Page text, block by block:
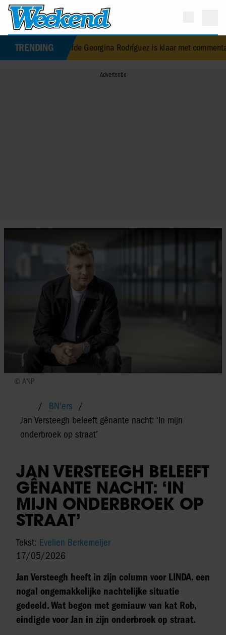
TRENDING
verloofde Georgina Rodríguez is klaar met commentaar op haar
© ANP
BN'ers
Jan Versteegh beleeft gênante nacht: ‘In mijn
onderbroek op straat’
JAN VERSTEEGH BELEEFT
GÊNANTE NACHT: ‘IN
MIJN ONDERBROEK OP
STRAAT’
Tekst: Evelien Berkemeijer
17/05/2026
Jan Versteegh heeft in zijn column voor LINDA. een
nogal ongemakkelijke nachtelijke situatie
gedeeld. Wat begon met gemiauw van kat Rob,
eindigde voor Jan in zijn onderbroek op straat.